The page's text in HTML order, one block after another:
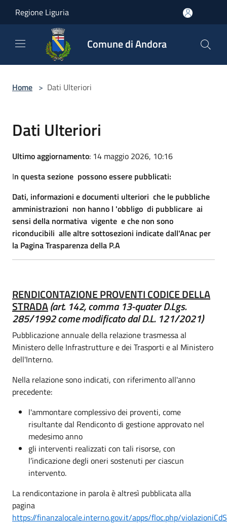
Regione Liguria
Comune di Andora
Home > Dati Ulteriori
Dati Ulteriori
Ultimo aggiornamento: 14 maggio 2026, 10:16
In questa sezione possono essere pubblicati:
Dati, informazioni e documenti ulteriori che le pubbliche
amministrazioni non hanno l 'obbligo di pubblicare ai
sensi della normativa vigente e che non sono
riconducibili alle altre sottosezioni indicate dall'Anac per
la Pagina Trasparenza della P.A
RENDICONTAZIONE PROVENTI CODICE DELLA
STRADA(art. 142, comma 13-quater D.Lgs.
285/1992 come modificato dal D.L. 121/2021)
Pubblicazione annuale della relazione trasmessa al
Ministero delle Infrastrutture e dei Trasporti e al Ministero
dell'Interno.
Nella relazione sono indicati, con riferimento all'anno
precedente:
l'ammontare complessivo dei proventi, come
risultante dal Rendiconto di gestione approvato nel
medesimo anno
gli interventi realizzati con tali risorse, con
l’indicazione degli oneri sostenuti per ciascun
intervento.
La rendicontazione in parola è altresì pubblicata alla
pagina
https://finanzalocale.interno.gov.it/apps/floc.php/